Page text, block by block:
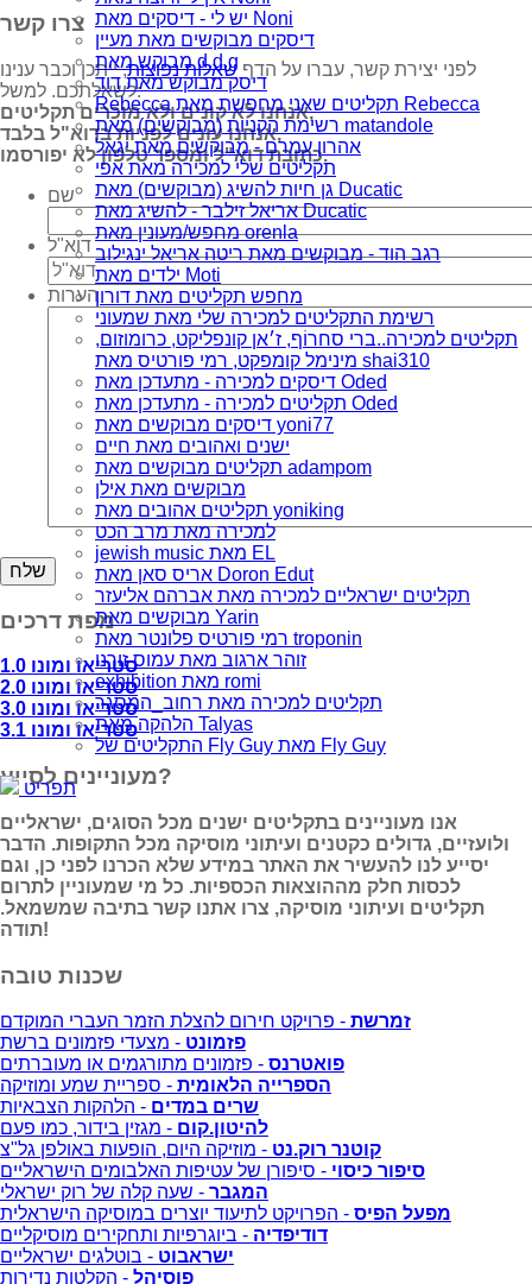
יש לי - דיסקים מאת Noni
דיסקים מבוקשים מאת מעיין
מבוקש מאת d.d.g
דיסק מבוקש מאת דוד
Rebecca תקליטים שאני מחפשת מאת Rebecca
רשימת הקניות (מבוקשים) מאת matandole
אהרון עמרם - מבוקשים מאת יגאל
תקליטים שלי למכירה מאת אפי
גן חיות להשיג (מבוקשים) מאת Ducatic
אריאל זילבר - להשיג מאת Ducatic
מחפש/מעונין מאת orenla
רגב הוד - מבוקשים מאת ריטה אריאל ינגילוב
ילדים מאת Moti
מחפש תקליטים מאת דורון
רשימת התקליטים למכירה שלי מאת שמעוני
תקליטים למכירה..ברי סחרוֹף, ז׳אן קונפליקט, כרומוזום,
מינימל קומפקט, רמי פורטיס מאת shai310
דיסקים למכירה - מתעדכן מאת Oded
תקליטים למכירה - מתעדכן מאת Oded
דיסקים מבוקשים מאת yoni77
ישנים ואהובים מאת חיים
תקליטים מבוקשים מאת adampom
מבוקשים מאת אילן
תקליטים אהובים מאת yoniking
למכירה מאת מרב הכט
jewish music מאת EL
אריס סאן מאת Doron Edut
תקליטים ישראליים למכירה מאת אברהם אליעזר
מבוקשים מאת Yarin
רמי פורטיס פלונטר מאת troponin
זוהר ארגוב מאת עמוס זורנו
exhibition מאת romi
תקליטים למכירה מאת רחוב_המסגר
הלהקה מאת Talyas
התקליטים של Fly Guy מאת Fly Guy
תפריט
צרו קשר
לפני יצירת קשר, עברו על הדף שאלות נפוצות, ייתכן וכבר ענינו
לשאלתכם. למשל:
אנחנו לא קונים ולא מוכרים תקליטים,
אנחנו עונים לפניות בדוא"ל בלבד,
כתובת דוא"ל ומספר טלפון לא יפורסמו.
שם
דוא"ל
הערות
מפת דרכים
סטריאו ומונו 1.0
סטריאו ומונו 2.0
סטריאו ומונו 3.0
סטריאו ומונו 3.1
מעוניינים לסייע?
אנו מעוניינים בתקליטים ישנים מכל הסוגים, ישראליים
ולועזיים, גדולים כקטנים ועיתוני מוסיקה מכל התקופות. הדבר
יסייע לנו להעשיר את האתר במידע שלא הכרנו לפני כן, וגם
לכסות חלק מההוצאות הכספיות. כל מי שמעוניין לתרום
תקליטים ועיתוני מוסיקה, צרו אתנו קשר בתיבה שמשמאל.
תודה!
שכנות טובה
זמרשת - פרויקט חירום להצלת הזמר העברי המוקדם
פזמונט - מצעדי פזמונים ברשת
פואטרנס - פזמונים מתורגמים או מעוברתים
הספרייה הלאומית - ספריית שמע ומוזיקה
שרים במדים - הלהקות הצבאיות
להיטון.קום - מגזין בידור, כמו פעם
קוטנר רוק.נט - מוזיקה היום, הופעות באולפן גל"צ
סיפור כיסוי - סיפורן של עטיפות האלבומים הישראליים
המגבר - שעה קלה של רוק ישראלי
מפעל הפיס - הפרויקט לתיעוד יוצרים במוסיקה הישראלית
דודיפדיה - ביוגרפיות ותחקירים מוסיקליים
ישראבוט - בוטלגים ישראליים
פוסיהל - הקלטות נדירות